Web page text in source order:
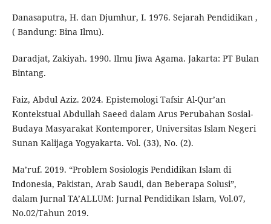
Danasaputra, H. dan Djumhur, I. 1976. Sejarah Pendidikan ,
( Bandung: Bina Ilmu).
Daradjat, Zakiyah. 1990. Ilmu Jiwa Agama. Jakarta: PT Bulan
Bintang.
Faiz, Abdul Aziz. 2024. Epistemologi Tafsir Al-Qur’an
Kontekstual Abdullah Saeed dalam Arus Perubahan Sosial-
Budaya Masyarakat Kontemporer, Universitas Islam Negeri
Sunan Kalijaga Yogyakarta. Vol. (33), No. (2).
Ma’ruf. 2019. “Problem Sosiologis Pendidikan Islam di
Indonesia, Pakistan, Arab Saudi, dan Beberapa Solusi”,
dalam Jurnal TA’ALLUM: Jurnal Pendidikan Islam, Vol.07,
No.02/Tahun 2019.